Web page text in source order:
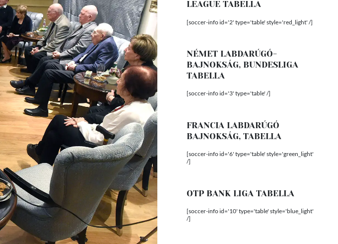
LEAGUE TABELLA
[soccer-info id='2' type='table' style='red_light' /]
NÉMET LABDARÚGÓ-
BAJNOKSÁG, BUNDESLIGA
TABELLA
[soccer-info id='3' type='table' /]
FRANCIA LABDARÚGÓ
BAJNOKSÁG, TABELLA
[soccer-info id='6' type='table' style='green_light'
/]
OTP BANK LIGA TABELLA
[soccer-info id='10' type='table' style='blue_light'
/]